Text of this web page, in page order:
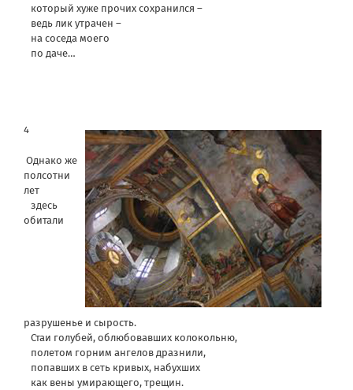
который хуже прочих сохранился –
ведь лик утрачен –
на соседа моего
по даче…
4
Однако же
полсотни
лет
здесь
обитали
разрушенье и сырость.
Стаи голубей, облюбовавших колокольню,
полетом горним ангелов дразнили,
попавших в сеть кривых, набухших
как вены умирающего, трещин.